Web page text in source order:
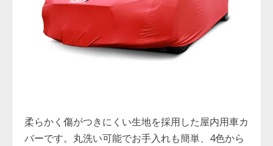
柔らかく傷がつきにくい生地を採用した屋内用車カ
バーです。丸洗い可能でお手入れも簡単、4色から